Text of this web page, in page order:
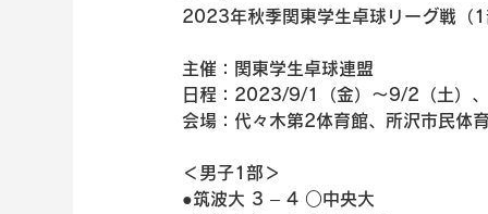
2023年秋季関東学生卓球リーグ戦（
主催：関東学生卓球連盟
日程：2023/9/1（金）～9/2（土）
会場：代々木第2体育館、所沢市民体
＜男子1部＞
●筑波大 3 – 4 ○中央大